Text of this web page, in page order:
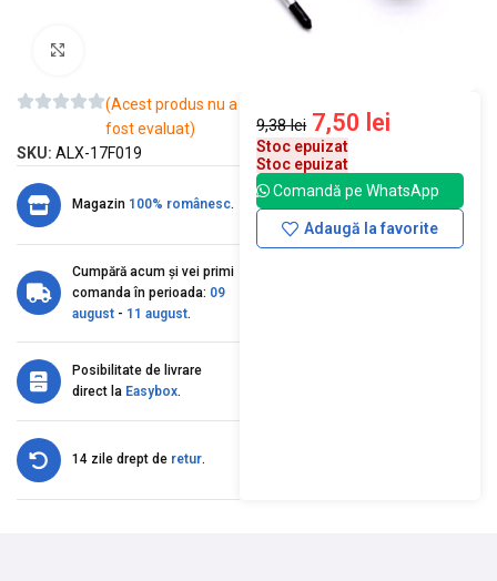
(Acest produs nu a
fost evaluat)
SKU: ALX-17F019
Magazin 100% românesc.
Cumpără acum și vei primi
comanda în perioada: 09
august - 11 august.
Posibilitate de livrare
direct la Easybox.
14 zile drept de retur.
9,38lei 7,50 lei
Stoc epuizat
Stoc epuizat
Comandă pe WhatsApp
Adaugă la favorite